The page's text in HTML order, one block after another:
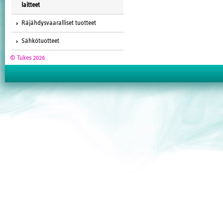
laitteet
Räjähdysvaaralliset tuotteet
Sähkötuotteet
© Tukes 2026